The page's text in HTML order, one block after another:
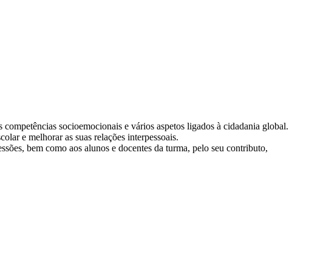
socioemocionais e vários aspetos ligados à cidadania global.
e melhorar as suas relações interpessoais.
bem como aos alunos e docentes da turma, pelo seu contributo,